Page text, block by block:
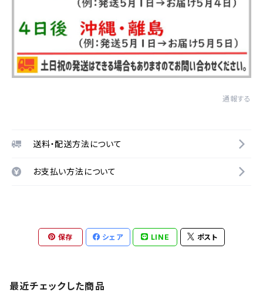
通報する
送料・配送方法について
お支払い方法について
保存 シェア LINE ポスト
最近チェックした商品